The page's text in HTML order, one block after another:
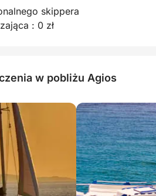
które gorąco polecamy
Kretę. Dziękujemy,
skippera
: 0 zł
w pobliżu Agios